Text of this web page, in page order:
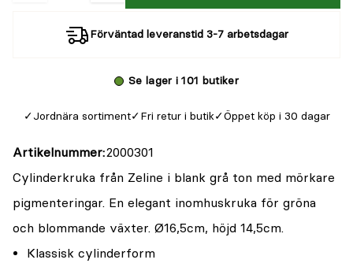
Förväntad leveranstid 3-7 arbetsdagar
Se lager i 101 butiker
Jordnära sortiment Fri retur i butik Öppet köp i 30 dagar
Artikelnummer 2000301
Cylinderkruka från Zeline i blank grå ton med mörkare
pigmenteringar. En elegant inomhuskruka för gröna
och blommande växter. Ø16,5cm, höjd 14,5cm.
Klassisk cylinderform